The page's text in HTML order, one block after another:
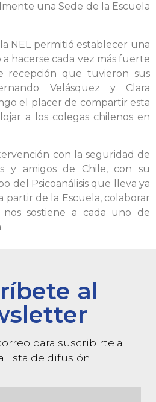
una Sede de la Escuela
NEL permitió establecer una
hacerse cada vez más fuerte
recepción que tuvieron sus
Velásquez y Clara
el placer de compartir esta
a los colegas chilenos en
con la seguridad de
y amigos de Chile, con su
del Psicoanálisis que lleva ya
partir de la Escuela, colaborar
sostiene a cada uno de
al
para suscribirte a
lista de difusión